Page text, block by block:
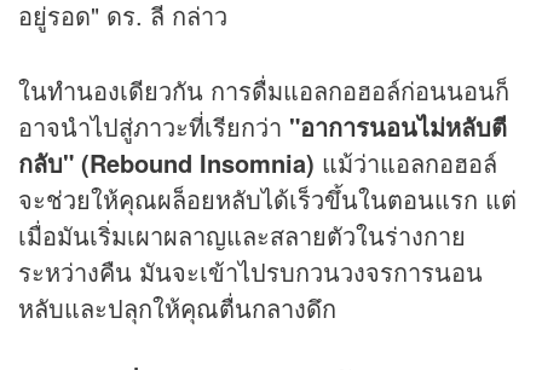
อยู่รอด" ดร. ลี กล่าว
ในทำนองเดียวกัน การดื่มแอลกอฮอล์ก่อนนอนก็
อาจนำไปสู่ภาวะที่เรียกว่า "อาการนอนไม่หลับตี
กลับ" (Rebound Insomnia) แม้ว่าแอลกอฮอล์
จะช่วยให้คุณผล็อยหลับได้เร็วขึ้นในตอนแรก แต่
เมื่อมันเริ่มเผาผลาญและสลายตัวในร่างกาย
ระหว่างคืน มันจะเข้าไปรบกวนวงจรการนอน
หลับและปลุกให้คุณตื่นกลางดึก